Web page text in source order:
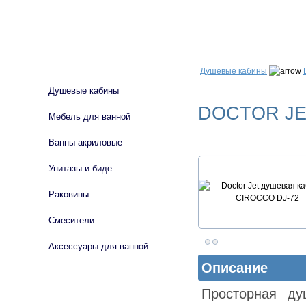
Душевые кабины
DOCTOR
Описание
Просторная
Душевые кабины
Мебель для ванной
Ванны акриловые
Унитазы и биде
Раковины
Смесители
Аксессуары для ванной